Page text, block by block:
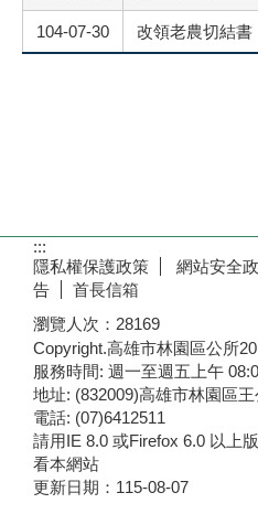
104-07-30 改領老農切結書
:::
隱私權保護政策
網站安全
告
首長信箱
瀏覽人次： 28169
Copyright.高雄市林園區公所
服務時間: 週一至週五上午
地址: (832009)高雄市林園區
電話: (07)6412511
請用IE 8.0 或Firefox 6.0 以上
看本網站
更新日期： 115-08-07